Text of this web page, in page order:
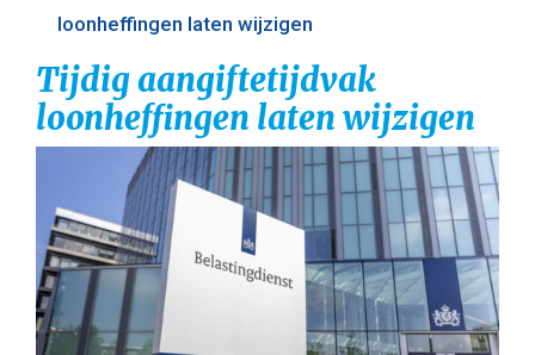
loonheffingen laten wijzigen
Tijdig aangiftetijdvak
loonheffingen laten wijzigen